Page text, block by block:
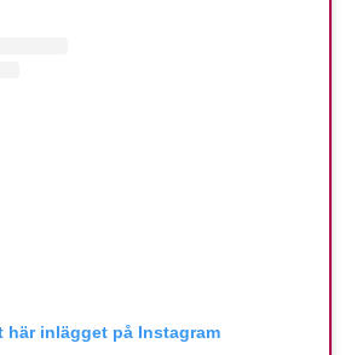
här inlägget på Instagram